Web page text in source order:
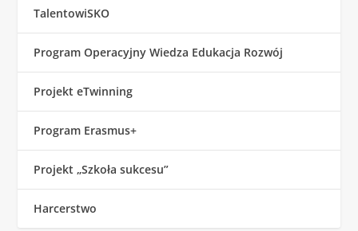
TalentowiSKO
Program Operacyjny Wiedza Edukacja Rozwój
Projekt eTwinning
Program Erasmus+
Projekt „Szkoła sukcesu”
Harcerstwo